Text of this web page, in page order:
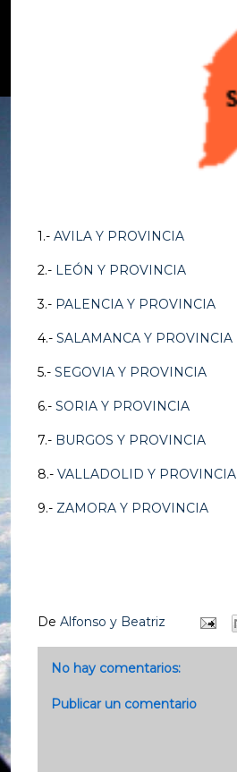
1.- AVILA Y PROVINCIA
2.- LEÓN Y PROVINCIA
3.- PALENCIA Y PROVINCIA
4.- SALAMANCA Y PROVINCIA
5.- SEGOVIA Y PROVINCIA
6.- SORIA Y PROVINCIA
7.- BURGOS Y PROVINCIA
8.- VALLADOLID Y PROVINCIA
9.- ZAMORA Y PROVINCIA
De Alfonso y Beatriz
No hay comentarios:
Publicar un comentario